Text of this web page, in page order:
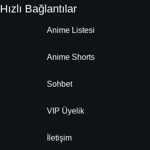
Hızlı Bağlantılar
Anime Listesi
Anime Shorts
Sohbet
VIP Üyelik
İletişim